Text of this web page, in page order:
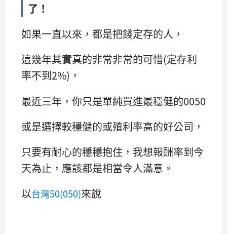
了！
如果一直以來，都是把錢定存的人，
這幾年其實真的非常非常的可惜(定存利
率不到2%)，
最近三年，你只是單純買進最穩健的0050
或是選擇較穩健的或殖利率高的好公司，
只要有耐心的穩穩抱住，我想報酬率到今
天為止，應該都是相當令人滿意。
以台灣50(050)來說